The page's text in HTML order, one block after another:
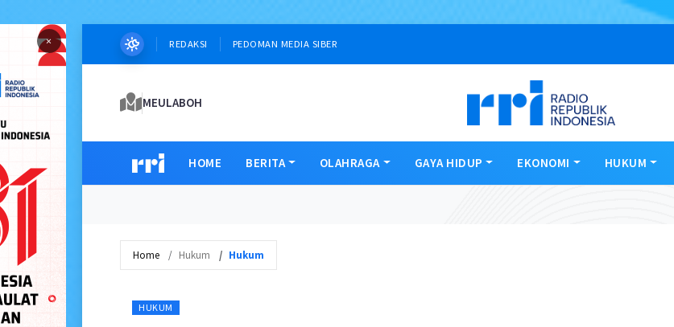
× REDAKSI PEDOMAN MEDIA SIBER
MEULABOH
HOME BERITA OLAHRAGA GAYA HIDUP EKONOMI HUKUM
Home Hukum Hukum
HUKUM